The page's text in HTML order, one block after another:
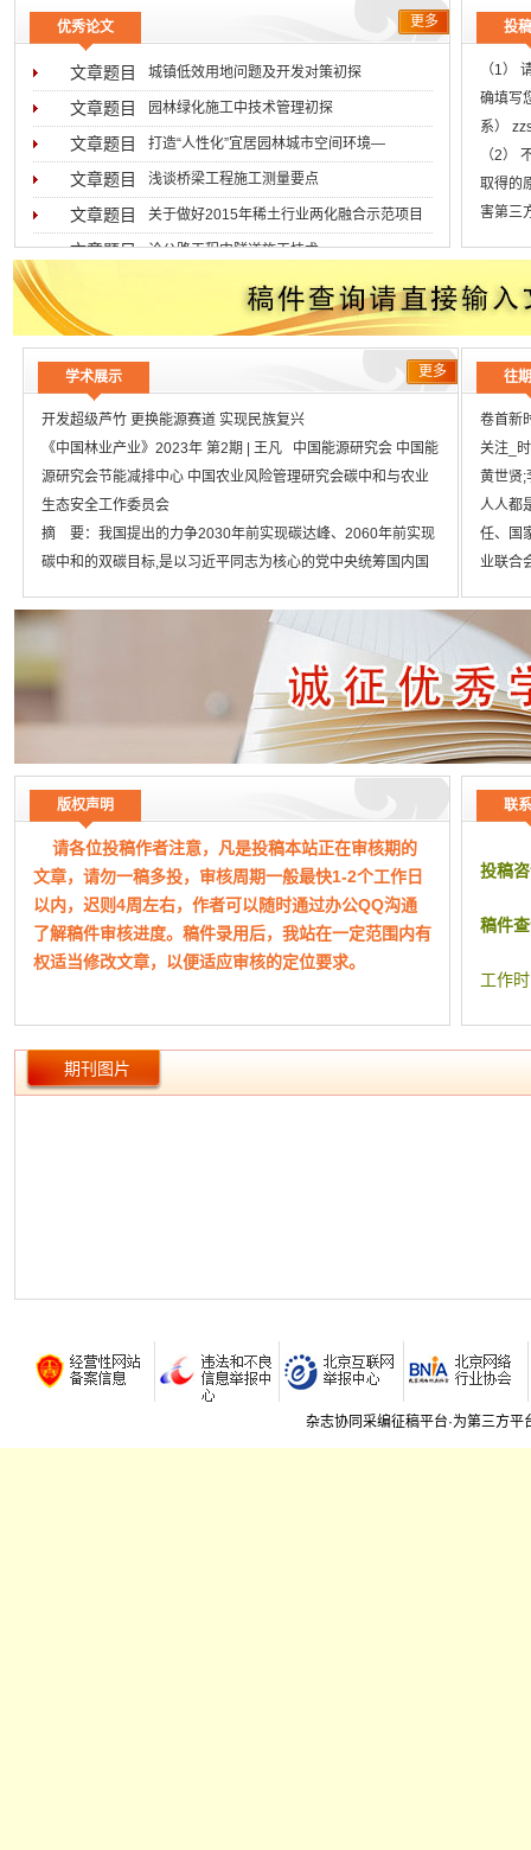
优秀论文 更多
城镇低效用地问题及开发对策初探
文章题目
园林绿化施工中技术管理初探
文章题目
打造“人性化”宜居园林城市空间环境―
文章题目
浅谈桥梁工程施工测量要点
文章题目
关于做好2015年稀土行业两化融合示范项目
文章题目
论公路工程中隧道施工技术
文章题目
投标压价的分析及其对策
普通外科手术患者医院感染与手术室护理
文章题目
投
（1）
确填写
系）
（2）
取得的
害第三
往
卷首新
关注_
黄世贤;
人人都
任、国
业联合
发展,
国家林
国土更
年林业
中央狠
关注_
我国首
红线的
浙江安
广西:守
加强国
派发"生
管理_
陕西宁
广西鹿
管理_
学术展示 更多
开发超级芦竹 更换能源赛道 实现民族复兴
《中国林业产业》2023年 第2期 | 王凡 中国能源研究会 中国能
源研究会节能减排中心 中国农业风险管理研究会碳中和与农业
生态安全工作委员会
摘 要：我国提出的力争2030年前实现碳达峰、2060年前实现
碳中和的双碳目标,是以习近平同志为核心的党中央统筹国内国
环境约束突出问题、实现中华民族永续发展的必然选择,是构建
人类命运共同体的庄严承诺,是负责任的大国担当,也必然会带来
一场广泛而深刻的经济社会系统性变革。
【分 类】 【经济】 > 工业经济 > 中国工业经济
【关键词】 资源环境约束 永续发展 碳中和 战略决策 人类命运
共同体 系统性变革 经济社会
【出 处】 《中国林业产业》2023年 第2期 6-8页 共3页
【收 录】 中文科技期刊数据库
版权声明
请各位投稿作者注意，凡是投稿本站正在审核期的
文章，请勿一稿多投，审核周期一般最快1-2个工作日
以内，迟则4周左右，作者可以随时通过办公QQ沟通
了解稿件审核进度。稿件录用后，我站在一定范围内有
权适当修改文章，以便适应审核的定位要求。
联
投稿
稿件
工作
期刊图片
杂志协同采编征稿平台·为第三方